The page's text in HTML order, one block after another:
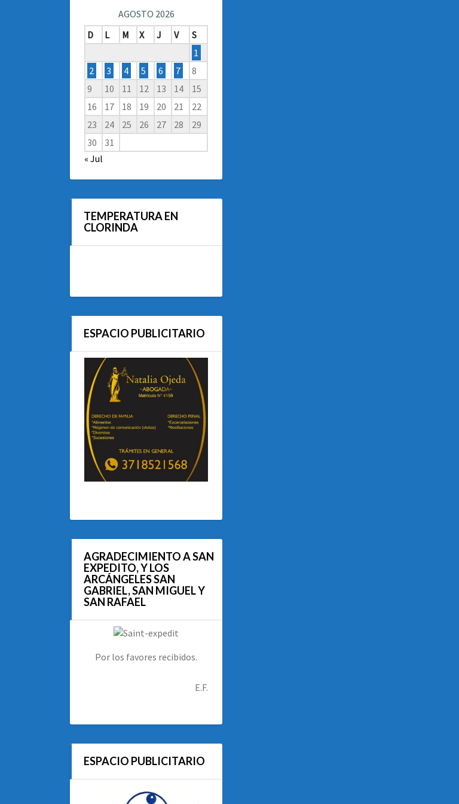
AGOSTO 2026
D
L M X J V
S
1
2
3 4 5 6 7
8
9
10 11 12 13 14
15
16
17 18 19 20 21
22
23
24 25 26 27 28
29
30
31
« Jul
TEMPERATURA EN
CLORINDA
ESPACIO PUBLICITARIO
AGRADECIMIENTO A SAN
EXPEDITO, Y LOS
ARCÁNGELES SAN
GABRIEL, SAN MIGUEL Y
SAN RAFAEL
Por los favores recibidos.
E.F.
ESPACIO PUBLICITARIO